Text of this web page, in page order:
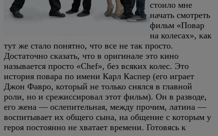
стоило мне
начать смотреть
фильм «Повар
на колесах», как
тут же стало понятно, что все не так просто.
Достаточно сказать, что в оригинале это кино
называется просто «Chef», без всяких колес. Это
история повара по имени Карл Каспер (его играет
Джон Фавро, который не только снялся в главной
роли, но и срежиссировал этот фильм). Он в разводе,
его жена — ослепительная, между прочим, латина —
воспитывает их общего сына, на общение с которым у
героя постоянно не хватает времени. Готовясь к